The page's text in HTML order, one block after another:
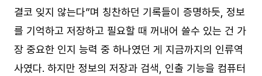
결코 잊지 않는다”며 칭찬하던 기록들이 증명하듯, 정보
를 기억하고 저장하고 필요할 때 꺼내어 쓸수 있는 건 가
장 중요한 인지 능력 중 하나였던 게 지금까지의 인류역
사였다. 하지만 정보의 저장과 검색, 인출 기능을 컴퓨터